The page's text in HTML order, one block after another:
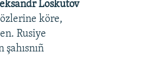
Loskutov
köre,
Rusiye
şahısnıñ